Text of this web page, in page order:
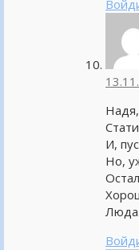
И,
Но,
Люда.